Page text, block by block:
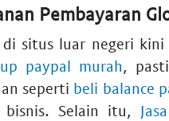
Pembayaran
di situs luar negeri
paypal murah,
seperti beli balance
bisnis. Selain itu,